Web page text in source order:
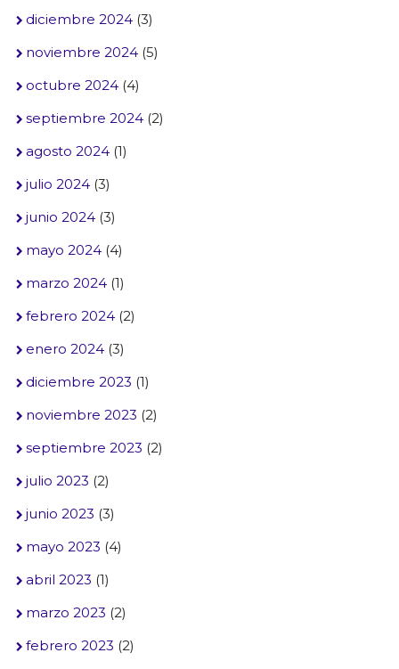
diciembre 2024(3)
noviembre 2024(5)
octubre 2024(4)
septiembre 2024(2)
agosto 2024(1)
julio 2024(3)
junio 2024(3)
mayo 2024(4)
marzo 2024(1)
febrero 2024(2)
enero 2024(3)
diciembre 2023 (1)
noviembre 2023 (2)
septiembre 2023 (2)
julio 2023 (2)
junio 2023 (3)
mayo 2023 (4)
abril 2023 (1)
marzo 2023 (2)
febrero 2023 (2)